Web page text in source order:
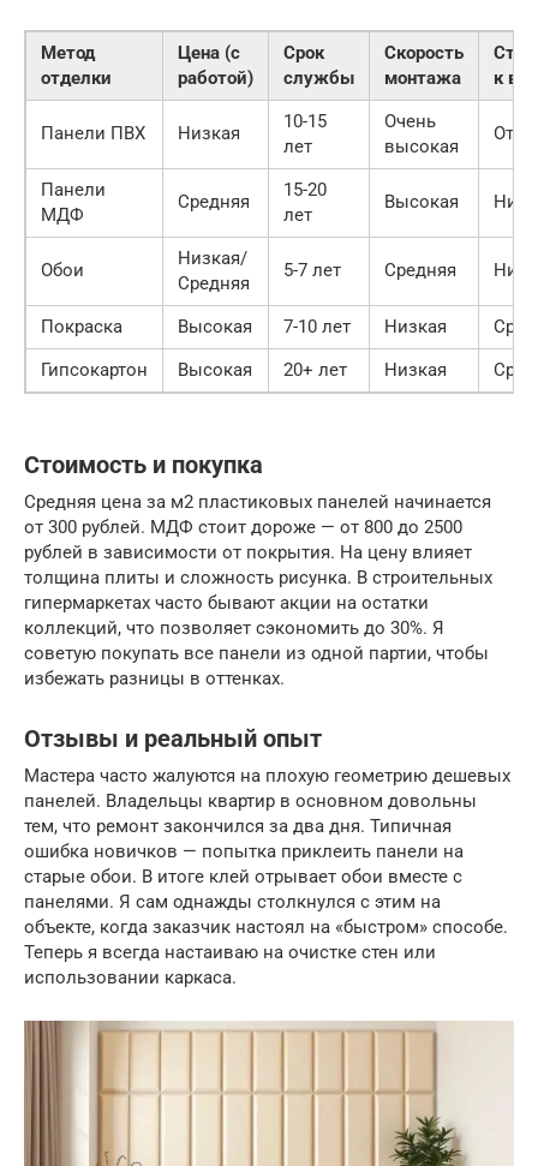
Метод
отделки
Цена (с
работой)
Срок
службы
Скорость
монтажа
к
Панели ПВХ Низкая
10-15
лет
Очень
высокая
Панели
МДФ
Средняя
15-20
лет
Высокая
Обои
Низкая/
Средняя
5-7 лет Средняя
Покраска Высокая 7-10 лет Низкая
Гипсокартон
Высокая 20+ лет Низкая
Стоимость и покупка
Средняя цена за м2 пластиковых панелей начинается
от 300 рублей. МДФ стоит дороже — от 800 до 2500
рублей в зависимости от покрытия. На цену влияет
толщина плиты и сложность рисунка. В строительных
гипермаркетах часто бывают акции на остатки
коллекций, что позволяет сэкономить до 30%. Я
советую покупать все панели из одной партии, чтобы
избежать разницы в оттенках.
Отзывы и реальный опыт
Мастера часто жалуются на плохую геометрию дешевых
панелей. Владельцы квартир в основном довольны
тем, что ремонт закончился за два дня. Типичная
ошибка новичков — попытка приклеить панели на
старые обои. В итоге клей отрывает обои вместе с
панелями. Я сам однажды столкнулся с этим на
объекте, когда заказчик настоял на «быстром» способе.
Теперь я всегда настаиваю на очистке стен или
использовании каркаса.